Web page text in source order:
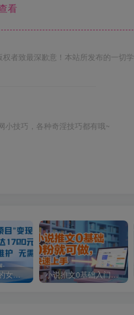
看
者致最深歉意！本站所发布的一切
小技巧，各种奇淫技巧都有哦~
外面收费1680的女粉项目变现，单人单日收益可达1.7k，全自动成交无需维护 小说推文0基础入门教程，0粉就可做，快速上手